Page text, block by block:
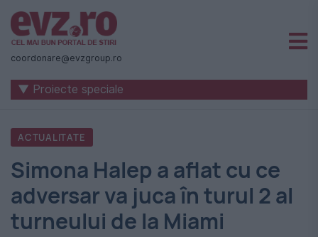
Știri
naționale
internaționale
România
-
Evenimentul
Zilei
coordonare@evzgroup.ro
▼ Proiecte speciale
ACTUALITATE
Simona Halep a aflat cu ce
adversar va juca în turul 2 al
turneului de la Miami